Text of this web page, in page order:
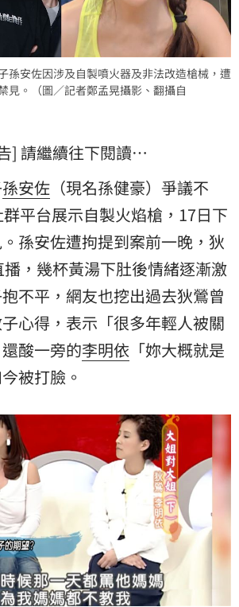
孫安佐因涉及自製噴火器及非法改造槍械，遭
見。（圖／記者鄭孟晃攝影、翻攝自
] 請繼續往下閱讀…
孫安佐 （現名孫健豪）爭議不
平台展示自製火焰槍，17日下
孫安佐遭拘提到案前一晚，狄
，幾杯黃湯下肚後情緒逐漸激
不平，網友也挖出過去狄鶯曾
心得，表示「很多年輕人被關
酸一旁的李明依 「妳大概就是
被打臉。